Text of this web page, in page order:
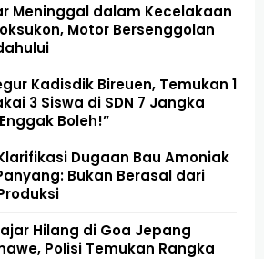
Meninggal dalam Kecelakaan
Motor Bersenggolan
Kadisdik Bireuen, Temukan 1
3 Siswa di SDN 7 Jangka
Boleh!”
Klarifikasi Dugaan Bau Amoniak
Bukan Berasal dari
Hilang di Goa Jepang
Polisi Temukan Rangka